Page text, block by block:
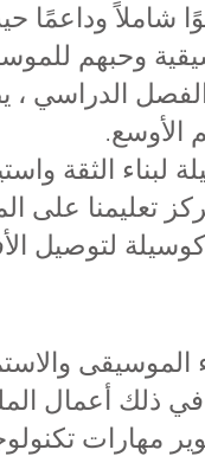
شاملاً
وحبهم
الدراسي ،
الأوسع.
لبناء الثقة
تعليمنا على
لتوصيل
في ذلك أعمال
مهارات